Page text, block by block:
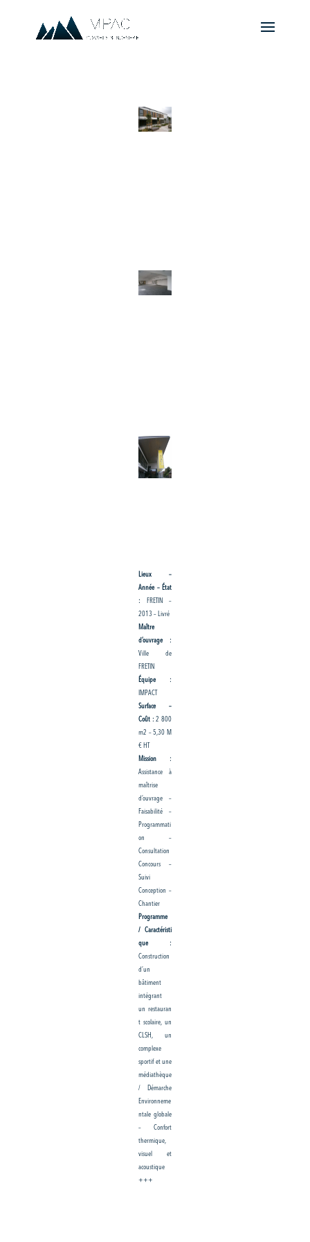
Lieux –
Année – État
:
FRETIN –
2013 – Livré
Maître
d’ouvrage :
Ville de
FRETIN
Équipe :
IMPACT
Surface –
Coût :2 800
m2 – 5,30 M
€ HT
Mission :
Assistance à
maîtrise
d’ouvrage –
Faisabilité –
Programmati
on –
Consultation
Concours –
Suivi
Conception –
Chantier
Programme
/ Caractéristi
que :
Construction
d’un
bâtiment
intégrant
un restauran
t scolaire, un
CLSH, un
complexe
sportif et une
médiathèque
/ Démarche
Environneme
ntale globale
– Confort
thermique,
visuel et
acoustique
+++